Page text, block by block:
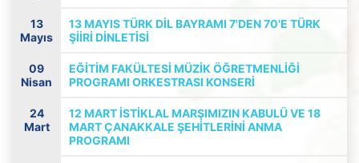
13
Mayıs
13 MAYIS TÜRK DİL BAYRAMI 7'DEN 70'E TÜRK
ŞİİRİ DİNLETİSİ
09
Nisan
EĞITIM FAKÜLTESI MÜZIK ÖĞRETMENLIĞI
PROGRAMI ORKESTRASI KONSERI
24
Mart
12 MART İSTIKLAL MARŞIMIZIN KABULÜ VE 18
MART ÇANAKKALE ŞEHITLERINI ANMA
PROGRAMI